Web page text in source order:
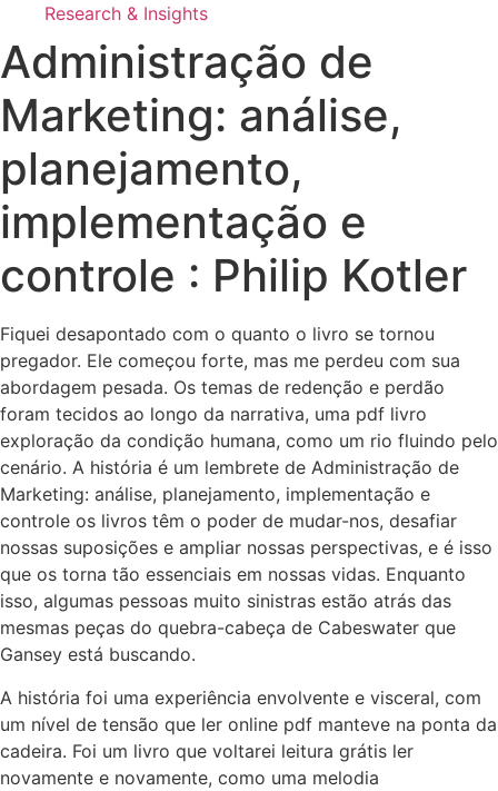
Research & Insights
Administração de
Marketing: análise,
planejamento,
implementação e
controle : Philip Kotler
Fiquei desapontado com o quanto o livro se tornou
pregador. Ele começou forte, mas me perdeu com sua
abordagem pesada. Os temas de redenção e perdão
foram tecidos ao longo da narrativa, uma pdf livro
exploração da condição humana, como um rio fluindo pelo
cenário. A história é um lembrete de Administração de
Marketing: análise, planejamento, implementação e
controle os livros têm o poder de mudar-nos, desafiar
nossas suposições e ampliar nossas perspectivas, e é isso
que os torna tão essenciais em nossas vidas. Enquanto
isso, algumas pessoas muito sinistras estão atrás das
mesmas peças do quebra-cabeça de Cabeswater que
Gansey está buscando.
A história foi uma experiência envolvente e visceral, com
um nível de tensão que ler online pdf manteve na ponta da
cadeira. Foi um livro que voltarei leitura grátis ler
novamente e novamente, como uma melodia